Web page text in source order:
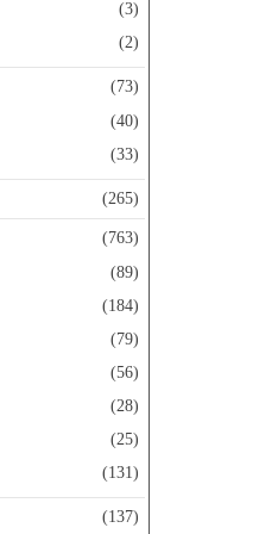
(3)
(2)
(73)
(40)
(33)
(265)
(763)
(89)
(184)
(79)
(56)
(28)
(25)
(131)
(137)